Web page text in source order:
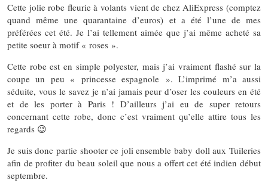
Cette jolie robe fleurie à volants vient de chez AliExpress (comptez
quand même une quarantaine d’euros) et a été l’une de mes
préférées cet été. Je l’ai tellement aimée que j’ai même acheté sa
petite soeur à motif « roses ».
Cette robe est en simple polyester, mais j’ai vraiment flashé sur la
coupe un peu « princesse espagnole ». L’imprimé m’a aussi
séduite, vous le savez je n’ai jamais peur d’oser les couleurs en été
et de les porter à Paris ! D’ailleurs j’ai eu de super retours
concernant cette robe, donc c’est vraiment qu’elle attire tous les
regards 😉
Je suis donc partie shooter ce joli ensemble baby doll aux Tuileries
afin de profiter du beau soleil que nous a offert cet été indien début
septembre.